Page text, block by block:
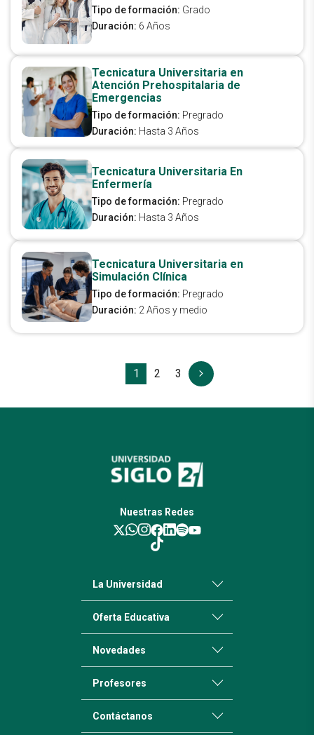
Tipo de formación: Grado
Duración: 6 Años
Tecnicatura Universitaria en
Atención Prehospitalaria de
Emergencias
Tipo de formación: Pregrado
Duración: Hasta 3 Años
Tecnicatura Universitaria En
Enfermería
Tipo de formación: Pregrado
Duración: Hasta 3 Años
Tecnicatura Universitaria en
Simulación Clínica
Tipo de formación: Pregrado
Duración: 2 Años y medio
1 2 3
Nuestras Redes
La Universidad
Oferta Educativa
Novedades
Profesores
Contáctanos